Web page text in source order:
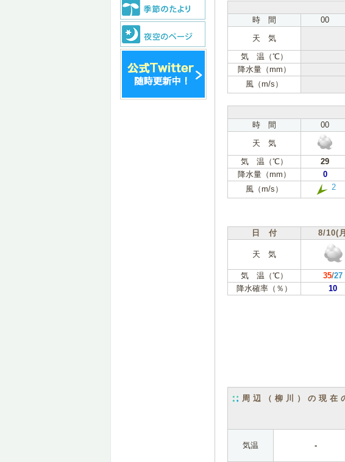
時 間
00
天 気
気 温（℃）
降水量（mm）
風（m/s）
時 間
00
天 気
気 温（℃）
29
降水量（mm）
0
風（m/s）
2
日 付 8/10(
天 気
気 温（℃） 35/27
降水確率（％）
10
周辺（柳川）の現在
気温 -